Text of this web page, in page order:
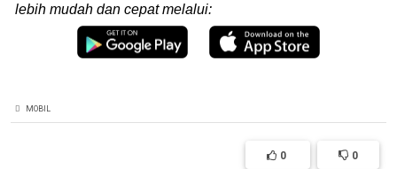
lebih mudah dan cepat melalui:
MOBIL
0 0